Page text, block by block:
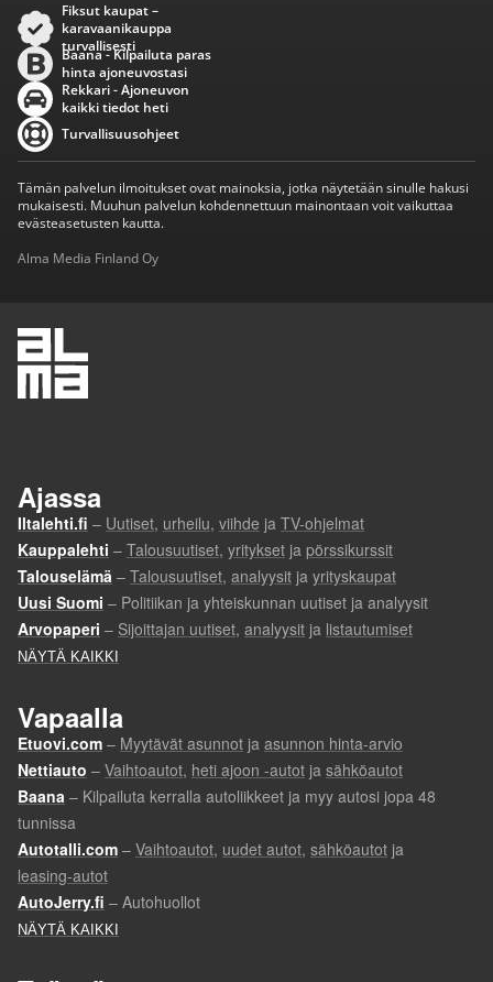
Fiksut kaupat –
karavaanikauppa
turvallisesti
Baana - Kilpailuta paras
hinta ajoneuvostasi
Rekkari - Ajoneuvon
kaikki tiedot heti
Turvallisuusohjeet
Tämän palvelun ilmoitukset ovat mainoksia, jotka näytetään sinulle hakusi
mukaisesti. Muuhun palvelun kohdennettuun mainontaan voit vaikuttaa
evästeasetusten kautta.
Alma Media Finland Oy